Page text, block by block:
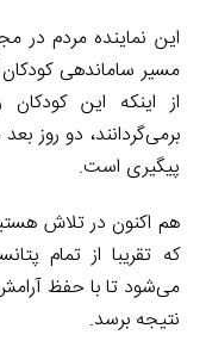
این نماینده مردم در
مسیر ساماندهی کودکان
از اینکه این
برمی‌گردانند، دو روز
پیگیری است.
هم اکنون در تلاش
که تقریبا از تمام
می‌شود تا با حفظ
نتیجه برسد.